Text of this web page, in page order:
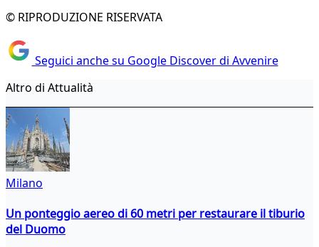
© RIPRODUZIONE RISERVATA
Seguici anche su Google Discover di Avvenire
Altro di Attualità
Milano
Un ponteggio aereo di 60 metri per restaurare il tiburio
del Duomo